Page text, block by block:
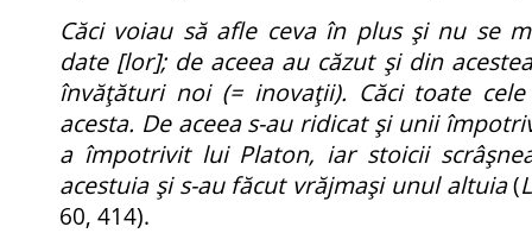
Căci voiau să afle ceva în plus şi nu se
date [lor]; de aceea au căzut şi din
învăţături noi (= inovaţii). Căci toate
acesta. De aceea s-au ridicat şi unii
a împotrivit lui Platon, iar stoicii
acestuia şi s-au făcut vrăjmaşi unul altuia(
60, 414).